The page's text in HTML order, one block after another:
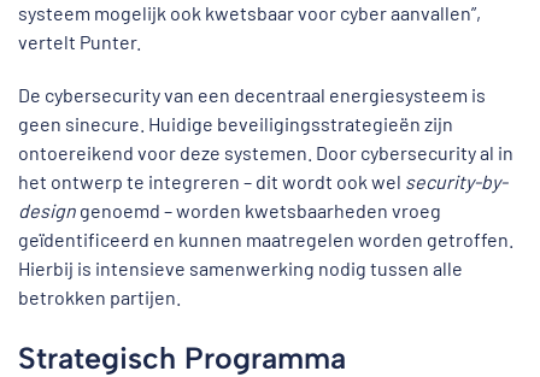
systeem mogelijk ook kwetsbaar voor cyber aanvallen”,
vertelt Punter.
De cybersecurity van een decentraal energiesysteem is
geen sinecure. Huidige beveiligingsstrategieën zijn
ontoereikend voor deze systemen. Door cybersecurity al in
het ontwerp te integreren – dit wordt ook wel security-by-
design genoemd – worden kwetsbaarheden vroeg
geïdentificeerd en kunnen maatregelen worden getroffen.
Hierbij is intensieve samenwerking nodig tussen alle
betrokken partijen.
Strategisch Programma